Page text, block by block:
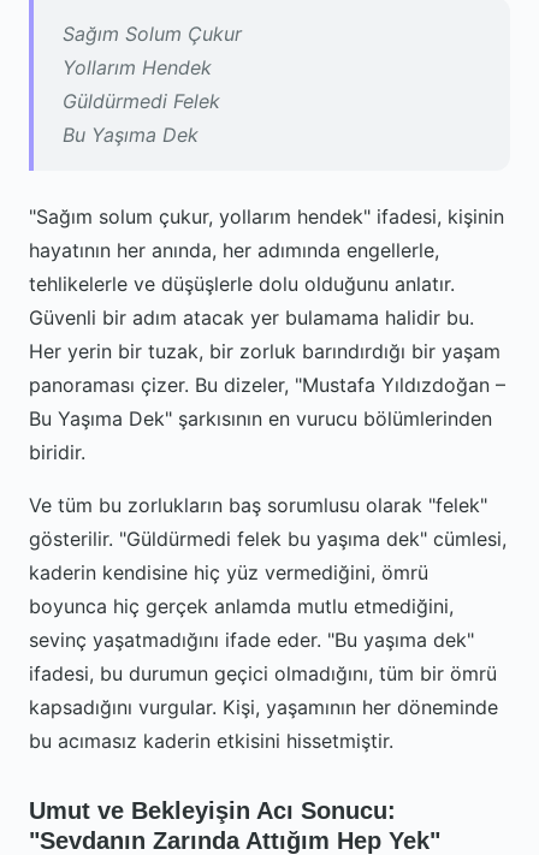
Sağım Solum Çukur
Yollarım Hendek
Güldürmedi Felek
Bu Yaşıma Dek
"Sağım solum çukur, yollarım hendek" ifadesi, kişinin
hayatının her anında, her adımında engellerle,
tehlikelerle ve düşüşlerle dolu olduğunu anlatır.
Güvenli bir adım atacak yer bulamama halidir bu.
Her yerin bir tuzak, bir zorluk barındırdığı bir yaşam
panoraması çizer. Bu dizeler, "Mustafa Yıldızdoğan –
Bu Yaşıma Dek" şarkısının en vurucu bölümlerinden
biridir.
Ve tüm bu zorlukların baş sorumlusu olarak "felek"
gösterilir. "Güldürmedi felek bu yaşıma dek" cümlesi,
kaderin kendisine hiç yüz vermediğini, ömrü
boyunca hiç gerçek anlamda mutlu etmediğini,
sevinç yaşatmadığını ifade eder. "Bu yaşıma dek"
ifadesi, bu durumun geçici olmadığını, tüm bir ömrü
kapsadığını vurgular. Kişi, yaşamının her döneminde
bu acımasız kaderin etkisini hissetmiştir.
Umut ve Bekleyişin Acı Sonucu:
"Sevdanın Zarında Attığım Hep Yek"